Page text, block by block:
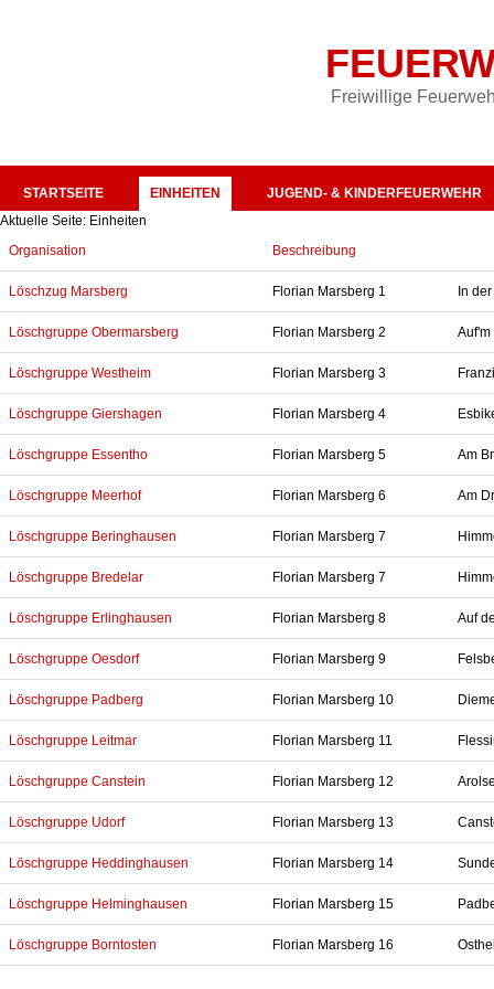
Freiwillige
STARTSEITE EINHEITEN
JUGEND- & KINDERFEUERWEHR
Aktuelle Seite: Einheiten
Organisation
Beschreibung
Löschzug Marsberg Florian Marsberg 1 In
Löschgruppe Obermarsberg Florian Marsberg 2
Löschgruppe Westheim Florian Marsberg 3
Löschgruppe Giershagen Florian Marsberg 4
Löschgruppe Essentho Florian Marsberg 5 Am
Löschgruppe Meerhof Florian Marsberg 6 Am
Löschgruppe Beringhausen Florian Marsberg 7
Löschgruppe Bredelar Florian Marsberg 7
Löschgruppe Erlinghausen Florian Marsberg 8 Auf
Löschgruppe Oesdorf Florian Marsberg 9
Löschgruppe Padberg Florian Marsberg 10
Löschgruppe Leitmar Florian Marsberg 11
Löschgruppe Canstein Florian Marsberg 12
Löschgruppe Udorf Florian Marsberg 13
Löschgruppe Heddinghausen Florian Marsberg 14
Löschgruppe Helminghausen Florian Marsberg 15
Löschgruppe Borntosten Florian Marsberg 16